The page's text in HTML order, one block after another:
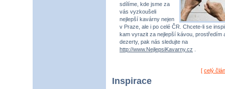
sdílíme, kde jsme za
vás vyzkoušeli
nejlepší kavárny nejen
v Praze, ale i po celé ČR. Chcete-li se
kam vyrazit za nejlepší kávou, prostředím
dezerty, pak nás sledujte na
http://www.NejlepsiKavarny.cz
[ celý
Inspirace